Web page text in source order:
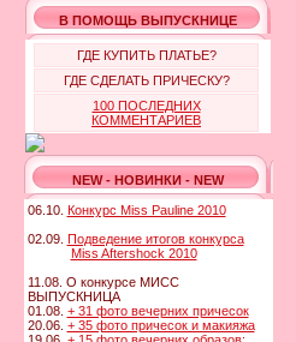
В ПОМОЩЬ ВЫПУСКНИЦЕ
ГДЕ КУПИТЬ ПЛАТЬЕ?
ГДЕ СДЕЛАТЬ ПРИЧЕСКУ?
100 ПОСЛЕДНИХ
КОММЕНТАРИЕВ
NEW - НОВИНКИ - NEW
06.10. Конкурс Miss Pauline 2010
02.09. Подведение итогов конкурса
Miss Aftershock 2010
11.08. О конкурсе МИСС
ВЫПУСКНИЦА
01.08. + 31 фото вечерних причесок
20.06. + 35 фото причесок и макияжа